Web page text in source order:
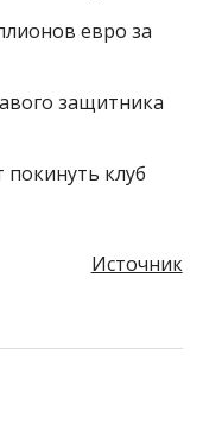
евро за
защитника
покинуть клуб
Источник